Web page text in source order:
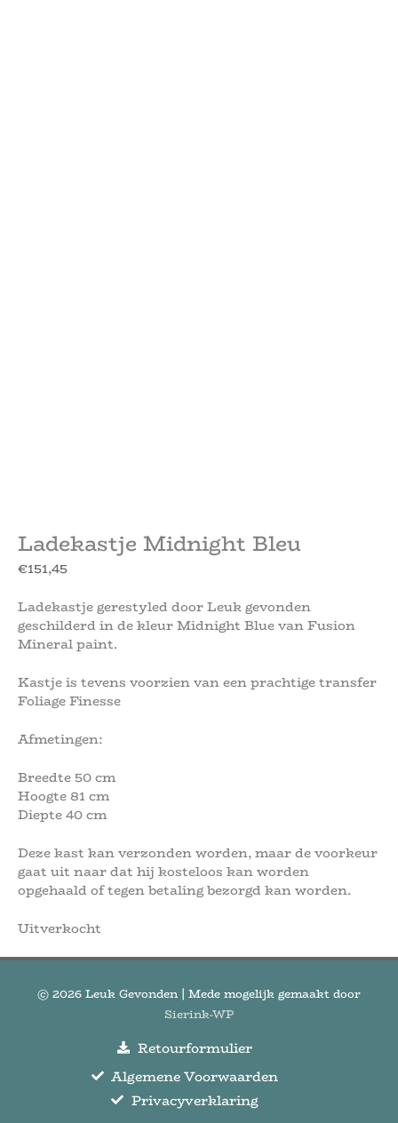
Ladekastje Midnight Bleu
€151,45
Ladekastje gerestyled door Leuk gevonden
geschilderd in de kleur Midnight Blue van Fusion
Mineral paint.
Kastje is tevens voorzien van een prachtige transfer
Foliage Finesse
Afmetingen:
Breedte 50 cm
Hoogte 81 cm
Diepte 40 cm
Deze kast kan verzonden worden, maar de voorkeur
gaat uit naar dat hij kosteloos kan worden
opgehaald of tegen betaling bezorgd kan worden.
Uitverkocht
© 2026 Leuk Gevonden | Mede mogelijk gemaakt door
Sierink-WP
Retourformulier
Algemene Voorwaarden
Privacyverklaring